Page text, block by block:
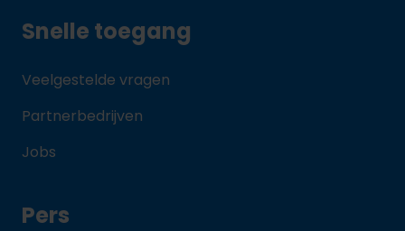
Snelle toegang
Veelgestelde vragen
Partnerbedrijven
Jobs
Pers